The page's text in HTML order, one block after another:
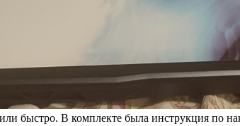
быстро. В комплекте была инструкция по